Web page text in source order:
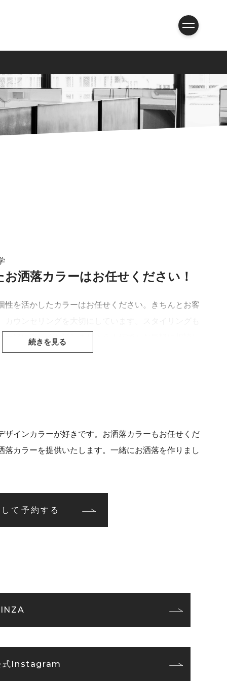
予約する
洒落カラーはお任せください！
性を活かしたカラーはお任せください。きちんとお客
緒に楽しくお話しましょう！何でもお気軽に相談し
ザインカラーが好きです。お洒落カラーもお任せくだ
落カラーを提供いたします。一緒にお洒落を作りまし
て予約する
式Instagram